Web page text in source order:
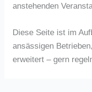
anstehenden
Diese Seite ist im
ansässigen
erweitert – gern